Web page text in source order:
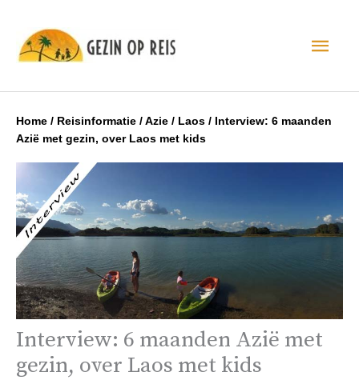
Home / Reisinformatie / Azie / Laos / Interview: 6 maanden
Azië met gezin, over Laos met kids
Interview: 6 maanden Azië met
gezin, over Laos met kids